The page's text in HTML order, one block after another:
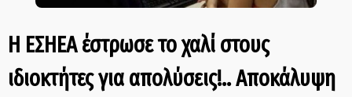
Η ΕΣΗΕΑ έστρωσε το χαλί στους
ιδιοκτήτες για απολύσεις!.. Αποκάλυψη